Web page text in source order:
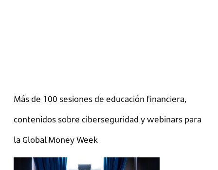
Más de 100 sesiones de educación financiera,
contenidos sobre ciberseguridad y webinars para
la Global Money Week